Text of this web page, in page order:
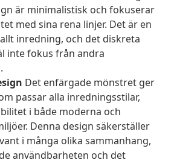
är minimalistisk och fokuserar
med sina rena linjer. Det är en
inredning, och det diskreta
inte fokus från andra
Det enfärgade mönstret ger
passar alla inredningsstilar,
i både moderna och
Denna design säkerställer
i många olika sammanhang,
användbarheten och det